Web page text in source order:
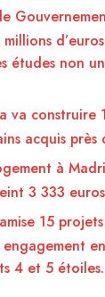
études non
va construire
acquis
à
3 333
15
4 et 5 étoiles.